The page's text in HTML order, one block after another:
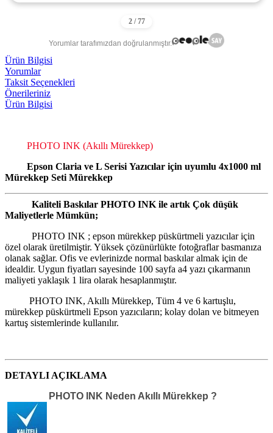
Yorumlar tarafımızdan doğrulanmıştır.
Ürün Bilgisi
Yorumlar
Taksit Seçenekleri
Önerileriniz
Ürün Bilgisi
PHOTO INK (Akıllı Mürekkep)
Epson Claria ve L Serisi Yazıcılar için uyumlu 4x1000 ml
Mürekkep Seti Mürekkep
Kaliteli Baskılar PHOTO INK ile artık Çok düşük
Maliyetlerle Mümkün;
PHOTO INK ; epson mürekkep püskürtmeli yazıcılar için
özel olarak üretilmiştir. Yüksek çözünürlükte fotoğraflar basmanıza
olanak sağlar. Ofis ve evlerinizde normal baskılar almak için de
idealdir. Uygun fiyatları sayesinde 100 sayfa a4 yazı çıkarmanın
maliyeti yaklaşık 1 lira olarak hesaplanmıştır.
PHOTO INK, Akıllı Mürekkep, Tüm 4 ve 6 kartuşlu,
mürekkep püskürtmeli Epson yazıcıların; kolay dolan ve bitmeyen
kartuş sistemlerinde kullanılır.
DETAYLI AÇIKLAMA
PHOTO INK Neden Akıllı Mürekkep ?